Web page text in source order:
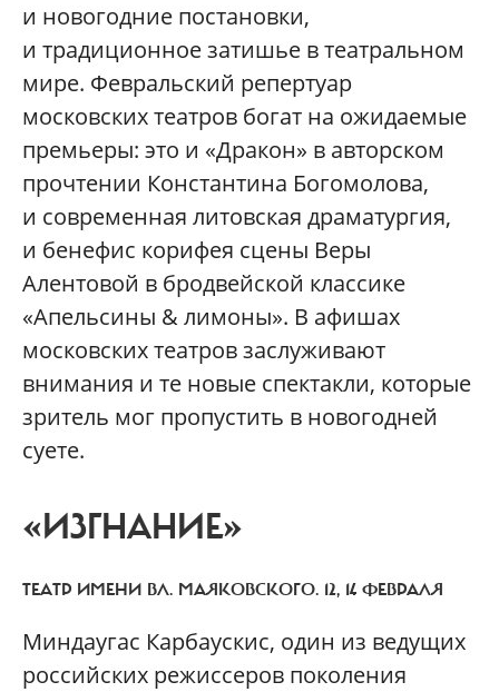
и новогодние постановки,
и традиционное затишье в театральном
мире. Февральский репертуар
московских театров богат на ожидаемые
премьеры: это и «Дракон» в авторском
прочтении Константина Богомолова,
и современная литовская драматургия,
и бенефис корифея сцены Веры
Алентовой в бродвейской классике
«Апельсины & лимоны». В афишах
московских театров заслуживают
внимания и те новые спектакли, которые
зритель мог пропустить в новогодней
суете.
«ИЗГНАНИЕ»
ТЕАТР ИМЕНИ ВЛ. МАЯКОВСКОГО. 12, 14 ФЕВРАЛЯ
Миндаугас Карбаускис, один из ведущих
российских режиссеров поколения